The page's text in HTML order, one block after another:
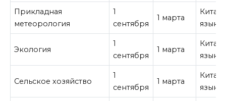
Прикладная
метеорология
1
сентября
1 марта
язык
Экология
1
сентября
1 марта
язык
Сельское хозяйство
1
сентября
1 марта
язык